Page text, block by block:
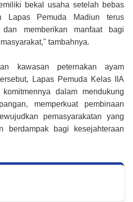
bekal usaha setelah bebas
Lapas Pemuda Madiun terus
dan memberikan manfaat bagi
tambahnya.
kawasan peternakan ayam
Lapas Pemuda Kelas IIA
dalam mendukung
memperkuat pembinaan
pemasyarakatan yang
berdampak bagi kesejahteraan